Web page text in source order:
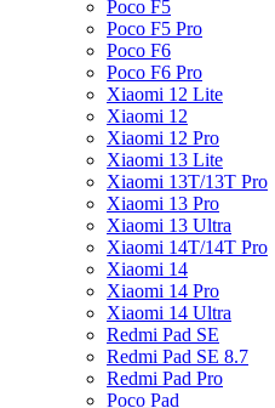
Poco F5
Poco F5 Pro
Poco F6
Poco F6 Pro
Xiaomi 12 Lite
Xiaomi 12
Xiaomi 12 Pro
Xiaomi 13 Lite
Xiaomi 13T/13T Pro
Xiaomi 13 Pro
Xiaomi 13 Ultra
Xiaomi 14T/14T Pro
Xiaomi 14
Xiaomi 14 Pro
Xiaomi 14 Ultra
Redmi Pad SE
Redmi Pad SE 8.7
Redmi Pad Pro
Poco Pad